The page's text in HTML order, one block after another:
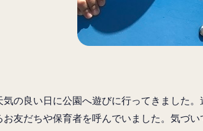
気の良い日に公園へ遊びに行ってきました
お友だちや保育者を呼んでいました。気づ